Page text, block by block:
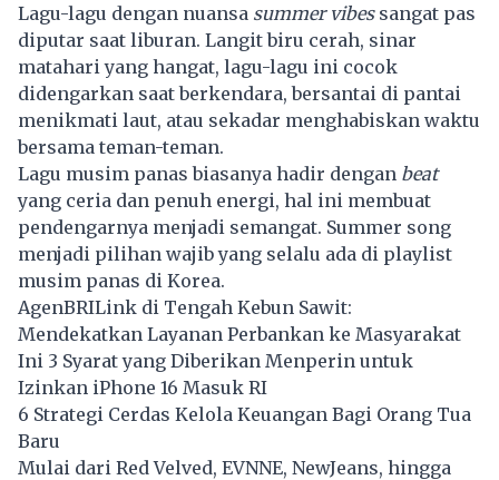
Lagu-lagu dengan nuansa summer vibessangat pas
diputar saat liburan. Langit biru cerah, sinar
matahari yang hangat, lagu-lagu ini cocok
didengarkan saat berkendara, bersantai di pantai
menikmati laut, atau sekadar menghabiskan waktu
bersama teman-teman.
Lagu musim panas biasanya hadir dengan beat
yang ceria dan penuh energi, hal ini membuat
pendengarnya menjadi semangat. Summer song
menjadi pilihan wajib yang selalu ada di playlist
musim panas di Korea.
AgenBRILink di Tengah Kebun Sawit:
Mendekatkan Layanan Perbankan ke Masyarakat
Ini 3 Syarat yang Diberikan Menperin untuk
Izinkan iPhone 16 Masuk RI
6 Strategi Cerdas Kelola Keuangan Bagi Orang Tua
Baru
Mulai dari Red Velved, EVNNE, NewJeans, hingga